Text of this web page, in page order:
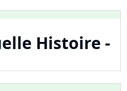
Histoire -